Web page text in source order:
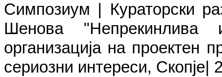
Симпозиум | Кураторски
Шенова
организација на проектен
сериозни интереси,